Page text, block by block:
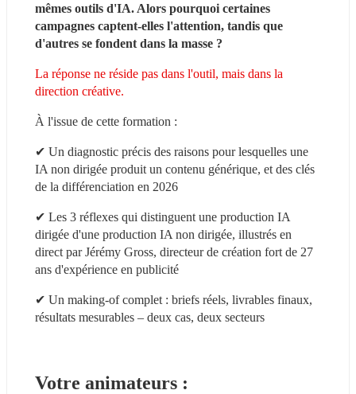
mêmes outils d'IA. Alors pourquoi certaines
campagnes captent-elles l'attention, tandis que
d'autres se fondent dans la masse ?
La réponse ne réside pas dans l'outil, mais dans la
direction créative.
À l'issue de cette formation :
✔ Un diagnostic précis des raisons pour lesquelles une
IA non dirigée produit un contenu générique, et des clés
de la différenciation en 2026
✔ Les 3 réflexes qui distinguent une production IA
dirigée d'une production IA non dirigée, illustrés en
direct par Jérémy Gross, directeur de création fort de 27
ans d'expérience en publicité
✔ Un making-of complet : briefs réels, livrables finaux,
résultats mesurables – deux cas, deux secteurs
Votre animateurs :